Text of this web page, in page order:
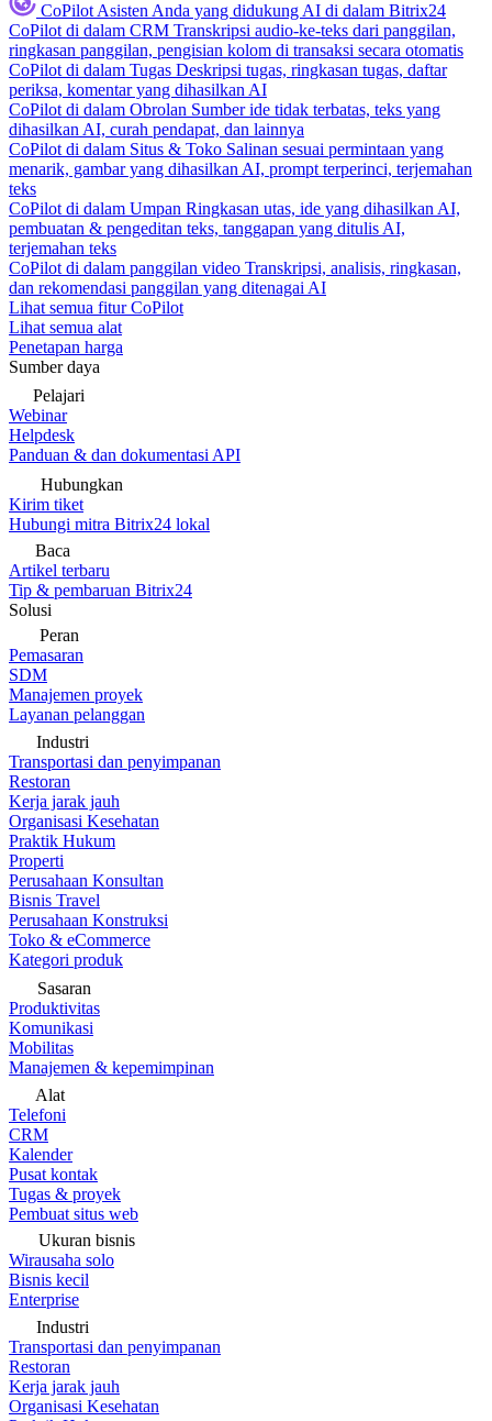
CoPilot Asisten Anda yang didukung AI di dalam Bitrix24
CoPilot di dalam CRM Transkripsi audio-ke-teks dari panggilan,
ringkasan panggilan, pengisian kolom di transaksi secara otomatis
CoPilot di dalam Tugas Deskripsi tugas, ringkasan tugas, daftar
periksa, komentar yang dihasilkan AI
CoPilot di dalam Obrolan Sumber ide tidak terbatas, teks yang
dihasilkan AI, curah pendapat, dan lainnya
CoPilot di dalam Situs & Toko Salinan sesuai permintaan yang
menarik, gambar yang dihasilkan AI, prompt terperinci, terjemahan
teks
CoPilot di dalam Umpan Ringkasan utas, ide yang dihasilkan AI,
pembuatan & pengeditan teks, tanggapan yang ditulis AI,
terjemahan teks
CoPilot di dalam panggilan video Transkripsi, analisis, ringkasan,
dan rekomendasi panggilan yang ditenagai AI
Lihat semua fitur CoPilot
Lihat semua alat
Penetapan harga
Sumber daya
Pelajari
Webinar
Helpdesk
Panduan & dan dokumentasi API
Hubungkan
Kirim tiket
Hubungi mitra Bitrix24 lokal
Baca
Artikel terbaru
Tip & pembaruan Bitrix24
Solusi
Peran
Pemasaran
SDM
Manajemen proyek
Layanan pelanggan
Industri
Transportasi dan penyimpanan
Restoran
Kerja jarak jauh
Organisasi Kesehatan
Praktik Hukum
Properti
Perusahaan Konsultan
Bisnis Travel
Perusahaan Konstruksi
Toko & eCommerce
Kategori produk
Sasaran
Produktivitas
Komunikasi
Mobilitas
Manajemen & kepemimpinan
Alat
Telefoni
CRM
Kalender
Pusat kontak
Tugas & proyek
Pembuat situs web
Ukuran bisnis
Wirausaha solo
Bisnis kecil
Enterprise
Industri
Transportasi dan penyimpanan
Restoran
Kerja jarak jauh
Organisasi Kesehatan